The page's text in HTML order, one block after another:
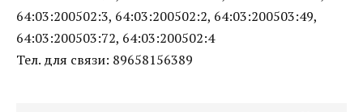
64:03:200502:3, 64:03:200502:2, 64:03:200503:49,
64:03:200503:72, 64:03:200502:4
Тел. для связи: 89658156389